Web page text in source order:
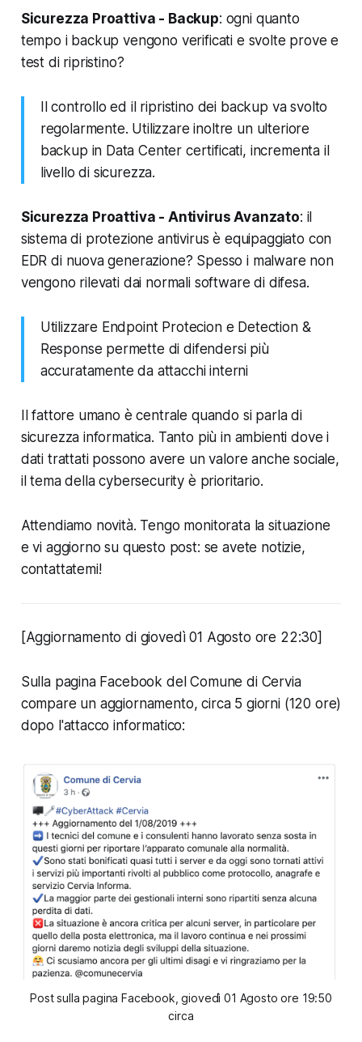
Sicurezza Proattiva - Backup: ogni quanto
tempo i backup vengono verificati e svolte prove e
test di ripristino?
Il controllo ed il ripristino dei backup va svolto
regolarmente. Utilizzare inoltre un ulteriore
backup in Data Center certificati, incrementa il
livello di sicurezza.
Sicurezza Proattiva - Antivirus Avanzato: il
sistema di protezione antivirus è equipaggiato con
EDR di nuova generazione? Spesso i malware non
vengono rilevati dai normali software di difesa.
Utilizzare Endpoint Protecion e Detection &
Response permette di difendersi più
accuratamente da attacchi interni
Il fattore umano è centrale quando si parla di
sicurezza informatica. Tanto più in ambienti dove i
dati trattati possono avere un valore anche sociale,
il tema della cybersecurity è prioritario.
Attendiamo novità. Tengo monitorata la situazione
e vi aggiorno su questo post: se avete notizie,
contattatemi!
[Aggiornamento di giovedì 01 Agosto ore 22:30]
Sulla pagina Facebook del Comune di Cervia
compare un aggiornamento, circa 5 giorni (120 ore)
dopo l'attacco informatico:
Post sulla pagina Facebook, giovedì 01 Agosto ore 19:50
circa